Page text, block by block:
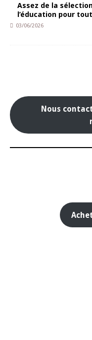
Assez de la
l’éducation pour
03/06/2026
Nous